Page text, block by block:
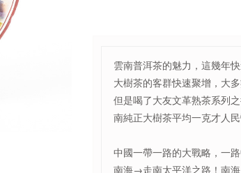
雲南普洱茶的魅力，這幾年
大樹茶的客群快速聚增，大
但是喝了大友文革熟茶系列
南純正大樹茶平均一克才人
中國一帶一路的大戰略，一
南海→走南太平洋之路！南